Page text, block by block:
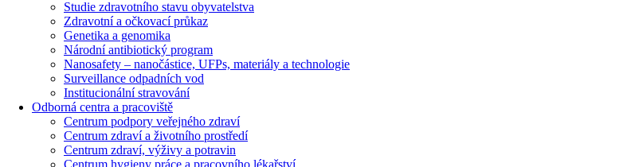
Studie zdravotního stavu obyvatelstva
Zdravotní a očkovací průkaz
Genetika a genomika
Národní antibiotický program
Nanosafety – nanočástice, UFPs, materiály a technologie
Surveillance odpadních vod
Institucionální stravování
Odborná centra a pracoviště
Centrum podpory veřejného zdraví
Centrum zdraví a životního prostředí
Centrum zdraví, výživy a potravin
Centrum hygieny práce a pracovního lékařství